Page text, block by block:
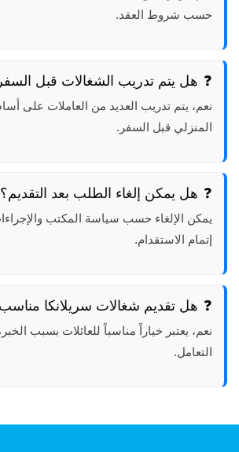
حسب شروط العقد.
هل يتم تدريب الشغالات قبل
نعم، يتم تدريب العديد من العاملات على
المنزلي قبل السفر.
هل يمكن إلغاء الطلب بعد التقديم؟
يمكن الإلغاء حسب سياسة المكتب
إتمام الاستقدام.
هل تقديم شغالات سريلانكا مناسب
نعم، يعتبر خياراً مناسباً للعائلات بسبب
التعامل.